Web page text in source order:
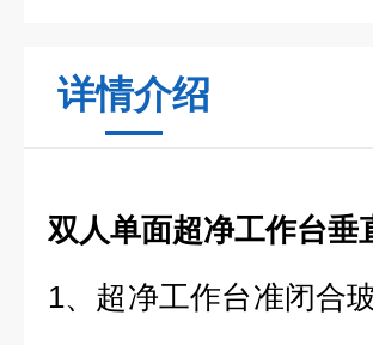
详情介绍
双人单面超净工作台垂
1、超净工作台准闭合